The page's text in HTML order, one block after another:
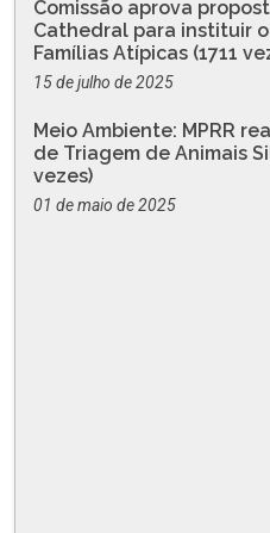
Comissão aprova
Cathedral para instituir
Famílias Atípicas (1711
15 de julho de 2025
Meio Ambiente: MPRR
de Triagem de Animais
vezes)
01 de maio de 2025